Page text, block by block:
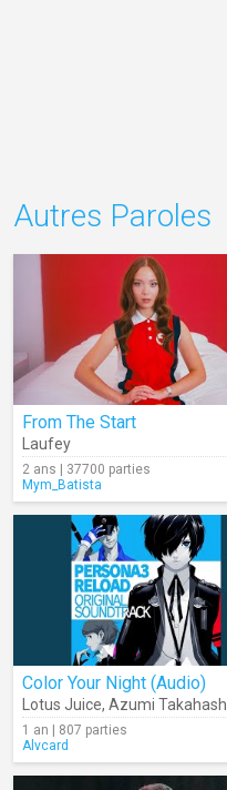
Autres Paroles
From The Start
Laufey
2 ans | 37700 parties
Mym_Batista
Color Your Night (Audio)
Lotus Juice, Azumi
1 an | 807 parties
Alvcard